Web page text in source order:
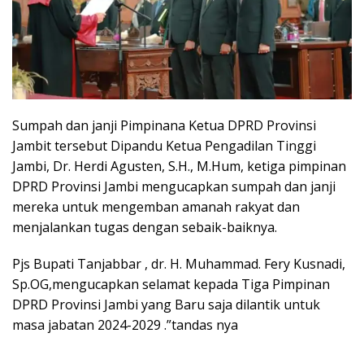
Sumpah dan janji Pimpinana Ketua DPRD Provinsi
Jambit tersebut Dipandu Ketua Pengadilan Tinggi
Jambi, Dr. Herdi Agusten, S.H., M.Hum, ketiga pimpinan
DPRD Provinsi Jambi mengucapkan sumpah dan janji
mereka untuk mengemban amanah rakyat dan
menjalankan tugas dengan sebaik-baiknya.
Pjs Bupati Tanjabbar , dr. H. Muhammad. Fery Kusnadi,
Sp.OG,mengucapkan selamat kepada Tiga Pimpinan
DPRD Provinsi Jambi yang Baru saja dilantik untuk
masa jabatan 2024-2029 .”tandas nya